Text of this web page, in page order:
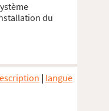
du
| langue